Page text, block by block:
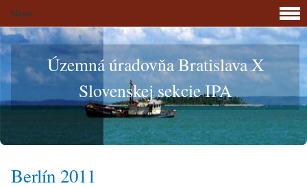
Územná úradovňa Bratislava X
Slovenskej sekcie IPA
Berlín 2011
Menu